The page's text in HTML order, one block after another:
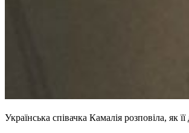
Українська співачка Камалія розповіла, як